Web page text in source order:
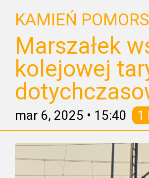
KAMIEŃ
Marszałek
kolejowej
mar 6, 2025 • 15:40 1